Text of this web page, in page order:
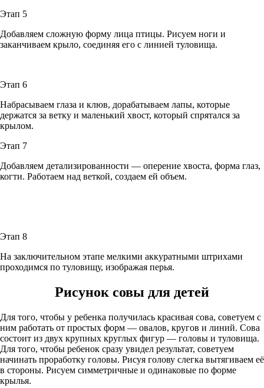
Этап 5
Добавляем сложную форму лица птицы. Рисуем ноги и
заканчиваем крыло, соединяя его с линией туловища.
Этап 6
Набрасываем глаза и клюв, дорабатываем лапы, которые
держатся за ветку и маленький хвост, который спрятался за
крылом.
Этап 7
Добавляем детализированности — оперение хвоста, форма глаз,
когти. Работаем над веткой, создаем ей объем.
Этап 8
На заключительном этапе мелкими аккуратными штрихами
проходимся по туловищу, изображая перья.
Рисунок совы для детей
Для того, чтобы у ребенка получилась красивая сова, советуем с
ним работать от простых форм — овалов, кругов и линий. Сова
состоит из двух крупных круглых фигур — головы и туловища.
Для того, чтобы ребенок сразу увидел результат, советуем
начинать проработку головы. Рисуя голову слегка вытягиваем её
в стороны. Рисуем симметричные и одинаковые по форме
крылья.